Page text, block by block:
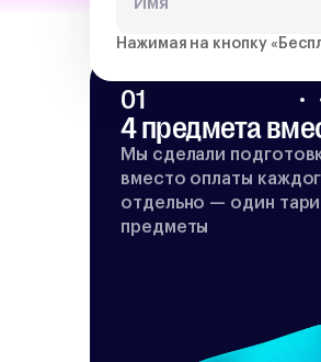
Нажимая на кнопку «
01
4 предмета
Мы сделали
вместо оплаты
отдельно — один
предметы